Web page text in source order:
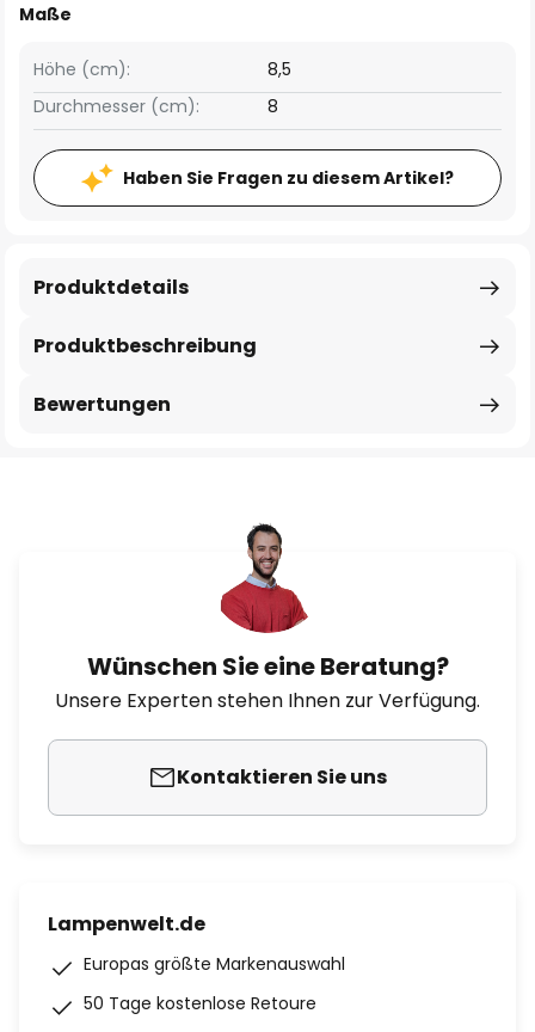
Maße
Höhe (cm):
8,5
Durchmesser (cm):
8
Haben Sie Fragen zu diesem Artikel?
Produktbeschreibung
Produktdetails
Bewertungen
Wünschen Sie eine Beratung?
Unsere Experten stehen Ihnen zur Verfügung.
Kontaktieren Sie uns
Lampenwelt.de
Europas größte Markenauswahl
50 Tage kostenlose Retoure